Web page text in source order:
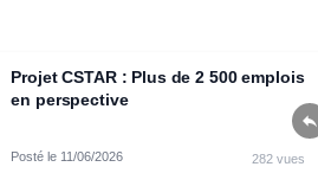
Projet CSTAR : Plus de 2 500 emplois
en perspective
Posté le 11/06/2026 282 vues
